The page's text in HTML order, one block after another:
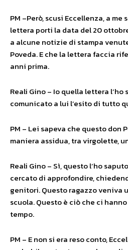
PM –Però, scusi Eccellenza, a
lettera porti la data del 20
a alcune notizie di stampa
Poveda. E che la lettera faccia
anni prima.
Reali Gino – Io quella lettera
comunicato a lui l’esito di tutto
PM – Lei sapeva che questo don
maniera assidua, tra virgolette,
Reali Gino – Sì, questo l’ho
cercato di approfondire,
genitori. Questo ragazzo veniva
scuola. Questo è ciò che ci
tempo.
PM – E non si era reso conto,